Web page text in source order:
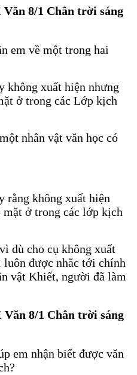
Văn 8/1 Chân trời sáng
em về một trong hai
không xuất hiện nhưng
ở trong các Lớp kịch
nhân vật văn học có
rằng không xuất hiện
ở trong các lớp kịch
dù cho cụ không xuất
được nhắc tới chính
vật Khiết, người đã làm
Văn 8/1 Chân trời sáng
em nhận biết được văn